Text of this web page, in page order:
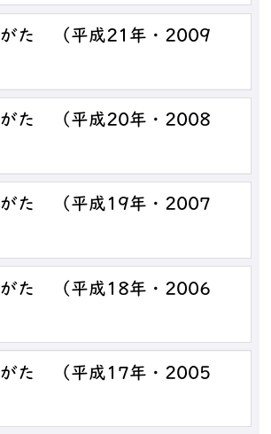
がた （平成21年・2009
がた （平成20年・2008
がた （平成19年・2007
がた （平成18年・2006
がた （平成17年・2005